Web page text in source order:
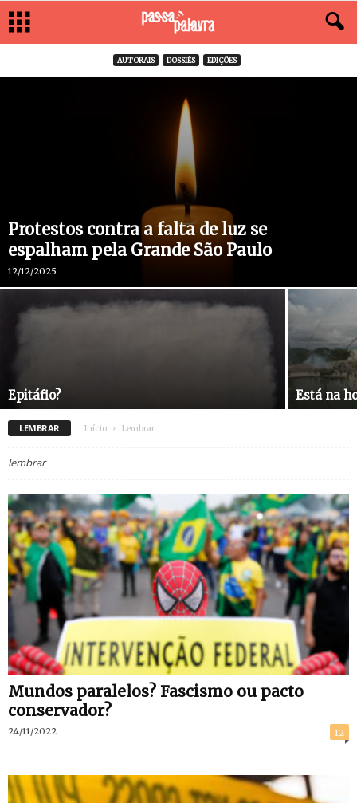
AUTORAIS DOSSIÊS EDIÇÕES
Protestos contra a falta de luz se
espalham pela Grande São Paulo
12/12/2025
Epitáfio? Está na
LEMBRAR Início Lembrar
lembrar
Mundos paralelos? Fascismo ou pacto
conservador?
24/11/2022 12